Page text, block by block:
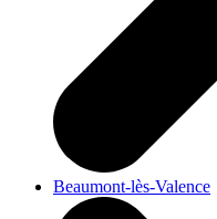
Beaumont-lès-Valence